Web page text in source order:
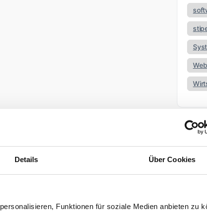
Details Über Cookies
Funktionen für soziale Medien anbieten zu
April